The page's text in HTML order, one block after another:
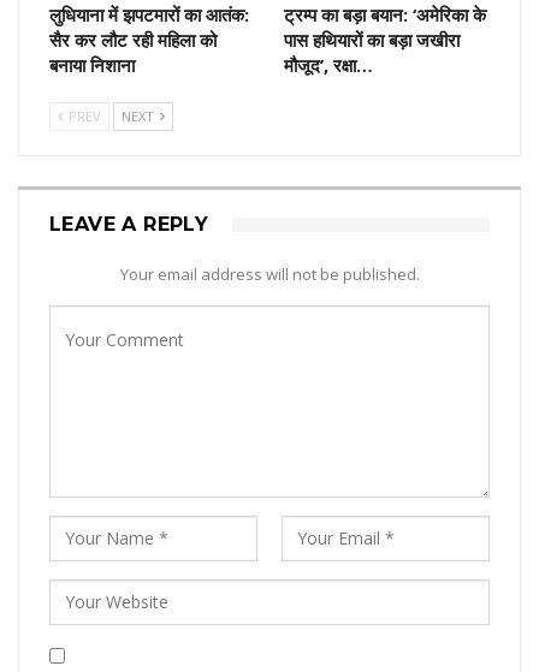
लुधियाना में झपटमारों का आतंक:
सैर कर लौट रही महिला को
बनाया निशाना
ट्रम्प का बड़ा बयान: ‘अमेरिका के
पास हथियारों का बड़ा जखीरा
मौजूद’, रक्षा…
PREV NEXT
LEAVE A REPLY
Your email address will not be published.